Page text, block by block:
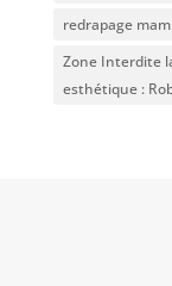
redrapage
Zone Interdite
esthétique :